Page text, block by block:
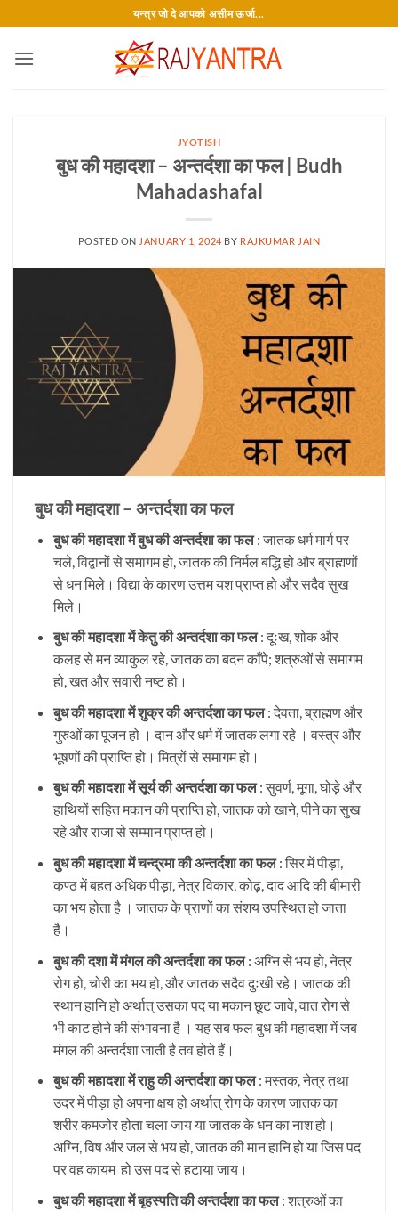
to
content
यन्त्र जो दे आपको असीम ऊर्जा...
JYOTISH
बुध की महादशा – अन्तर्दशा का फल | Budh
Mahadashafal
POSTED ON JANUARY 1, 2024 BY RAJKUMAR JAIN
बुध की महादशा – अन्तर्दशा का फल
बुध की महादशा में बुध की अन्तर्दशा का फल: जातक धर्म मार्ग पर
चले, विद्वानों से समागम हो, जातक की निर्मल बद्धि हो और ब्राह्मणों
से धन मिले। विद्या के कारण उत्तम यश प्राप्त हो और सदैव सुख
मिले।
बुध की महादशा में केतु की अन्तर्दशा का फल: दूःख, शोक और
कलह से मन व्याकुल रहे, जातक का बदन काँपे; शत्रुओं से समागम
हो, खत और सवारी नष्ट हो।
बुध की महादशा में शुक्र की अन्तर्दशा का फल: देवता, ब्राह्मण और
गुरुओं का पूजन हो । दान और धर्म में जातक लगा रहे । वस्त्र और
भूषणों की प्राप्ति हो। मित्रों से समागम हो।
बुध की महादशा में सूर्य की अन्तर्दशा का फल: सुवर्ण, मूगा, घोड़े और
हाथियों सहित मकान की प्राप्ति हो, जातक को खाने, पीने का सुख
रहे और राजा से सम्मान प्राप्त हो।
बुध की महादशा में चन्द्रमा की अन्तर्दशा का फल: सिर में पीड़ा,
कण्ठ में बहत अधिक पीड़ा, नेत्र विकार, कोढ़, दाद आदि की बीमारी
का भय होता है । जातक के प्राणों का संशय उपस्थित हो जाता
है।
बुध की दशा में मंगल की अन्तर्दशा का फल: अग्नि से भय हो, नेत्र
रोग हो, चोरी का भय हो, और जातक सदैव दुःखी रहे। जातक की
स्थान हानि हो अर्थात् उसका पद या मकान छूट जावे, वात रोग से
भी काट होने की संभावना है । यह सब फल बुध की महादशा में जब
मंगल की अन्तर्दशा जाती है तव होते हैं।
बुध की महादशा में राहु की अन्तर्दशा का फल: मस्तक, नेत्र तथा
उदर में पीड़ा हो अपना क्षय हो अर्थात् रोग के कारण जातक का
शरीर कमजोर होता चला जाय या जातक के धन का नाश हो।
अग्नि, विष और जल से भय हो, जातक की मान हानि हो या जिस पद
पर वह कायम हो उस पद से हटाया जाय।
बुध की महादशा में बृहस्पति की अन्तर्दशा का फल: शत्रुओं का